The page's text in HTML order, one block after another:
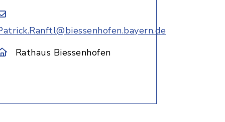
Rathaus Biessenhofen